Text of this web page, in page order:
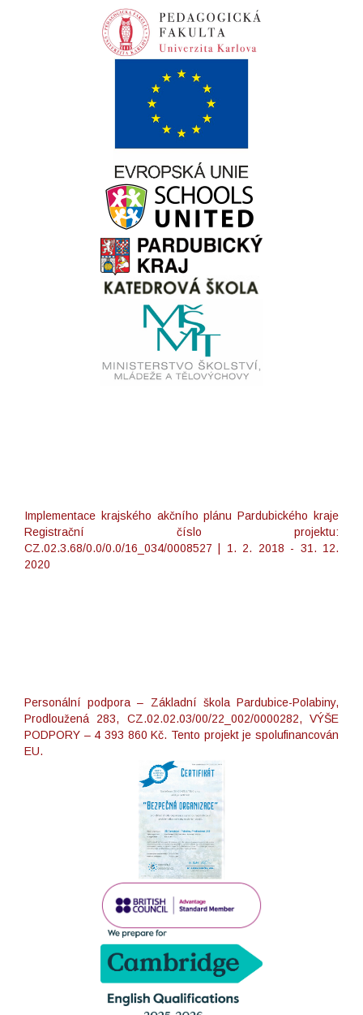
Implementace krajského akčního plánu Pardubického kraje
Registrační číslo projektu:
CZ.02.3.68/0.0/0.0/16_034/0008527 | 1. 2. 2018 - 31. 12.
2020
Personální podpora – Základní škola Pardubice-Polabiny,
Prodloužená 283, CZ.02.02.03/00/22_002/0000282, VÝŠE
PODPORY – 4 393 860 Kč. Tento projekt je spolufinancován
EU.